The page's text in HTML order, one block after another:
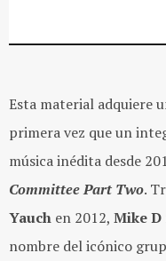
Esta material adquiere
primera vez que un
música inédita desde
Committee Part Two.
Yauch en 2012, Mike D
nombre del icónico